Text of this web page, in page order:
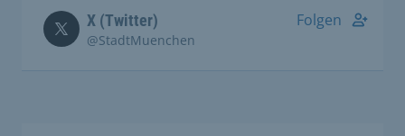
X (Twitter)
@StadtMuenchen
Folgen